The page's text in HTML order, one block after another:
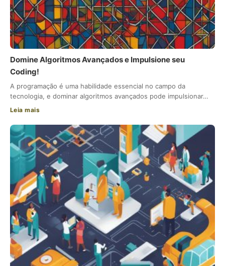
Domine Algoritmos Avançados e Impulsione seu
Coding!
A programação é uma habilidade essencial no campo da
tecnologia, e dominar algoritmos avançados pode impulsionar…
Leia mais